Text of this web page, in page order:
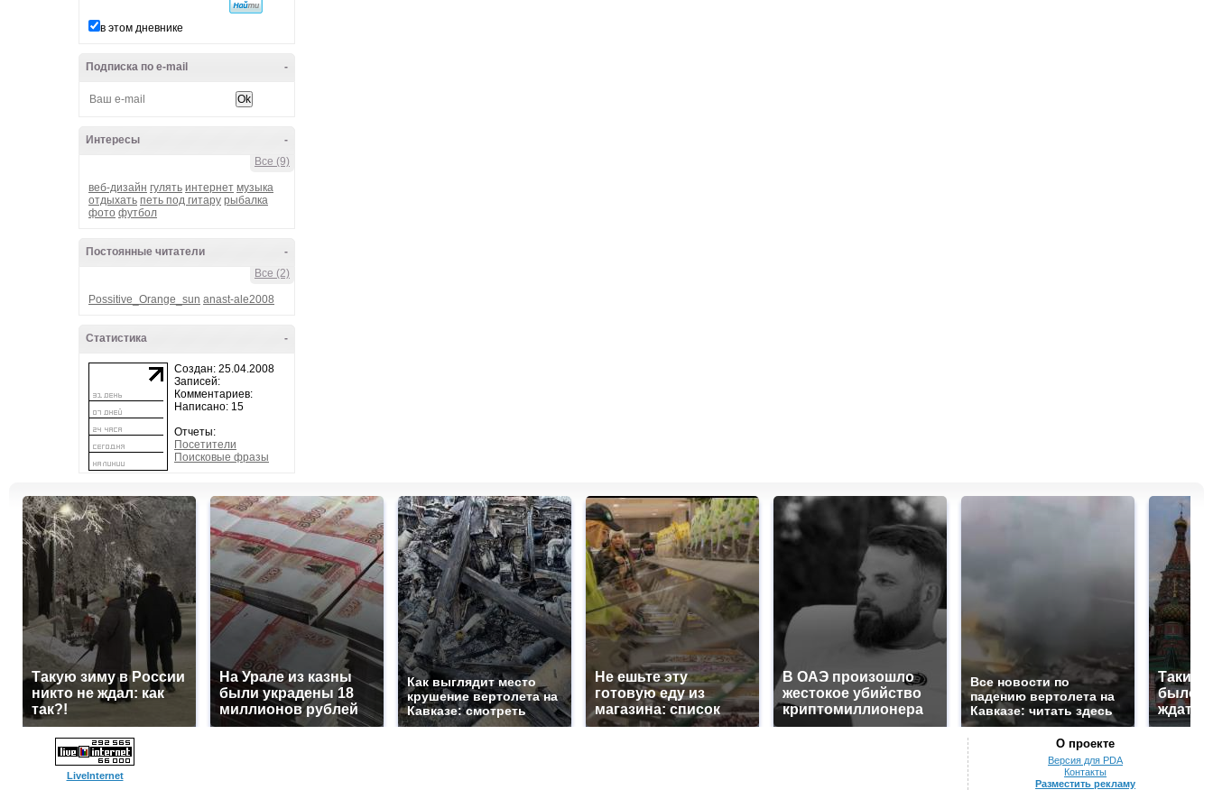
в этом дневнике
-
Подписка по e-mail
-
Интересы
Все (9)
веб-дизайн гулять интернет музыка
отдыхать петь под гитару рыбалка
фото футбол
-
Постоянные читатели
Все (2)
Possitive_Orange_sun anast-ale2008
-
Статистика
Создан: 25.04.2008
Записей:
Комментариев:
Написано: 15
Отчеты:
Посетители
Поисковые фразы
Такую зиму в России
никто не ждал: как
так?!
На Урале из казны
были украдены 18
миллионов рублей
Как выглядит место
крушение вертолета на
Кавказе: смотреть
Не ешьте эту
готовую еду из
магазина: список
В ОАЭ произошло
жестокое убийство
криптомиллионера
Все новости по
падению вертолета на
Кавказе: читать здесь
Таких
было с
ждать
LiveInternet
О проекте
Версия для PDA
Контакты
Разместить рекламу